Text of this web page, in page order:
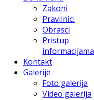
Zakoni
Pravilnici
Obrasci
Pristup
informacijama
Kontakt
Galerije
Foto galerija
Video galerija